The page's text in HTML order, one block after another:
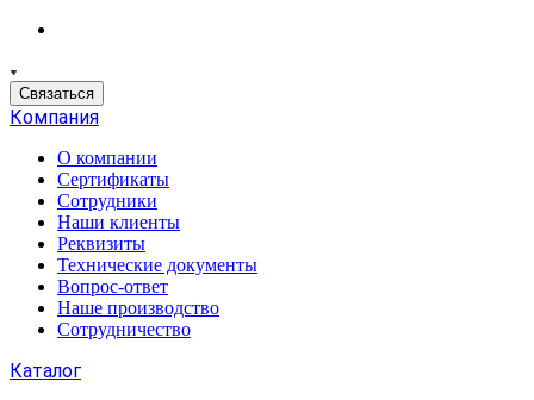
Связаться
Компания
О компании
Сертификаты
Сотрудники
Наши клиенты
Реквизиты
Технические документы
Вопрос-ответ
Наше производство
Сотрудничество
Каталог